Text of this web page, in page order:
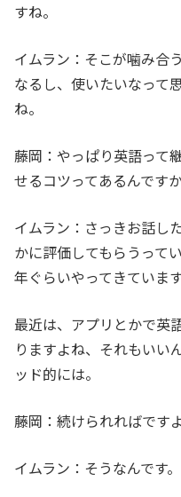
すね。
イムラン：そこが噛み合
なるし、使いたいなって
ね。
藤岡：やっぱり英語って
せるコツってあるんです
イムラン：さっきお話し
かに評価してもらうって
年ぐらいやってきていま
最近は、アプリとかで英
りますよね、それもいい
ッド的には。
藤岡：続けられればです
イムラン：そうなんです。